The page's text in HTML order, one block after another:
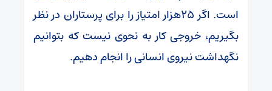
است. اگر ۲۵هزار امتیاز را برای پرستاران در نظر
بگیریم، خروجی کار به نحوی نیست که بتوانیم
نگهداشت نیروی انسانی را انجام دهیم.